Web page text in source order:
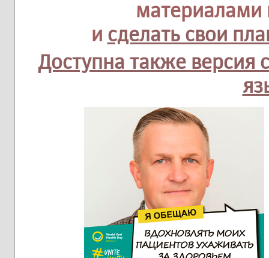
материалами
и сделать свои
Доступна также